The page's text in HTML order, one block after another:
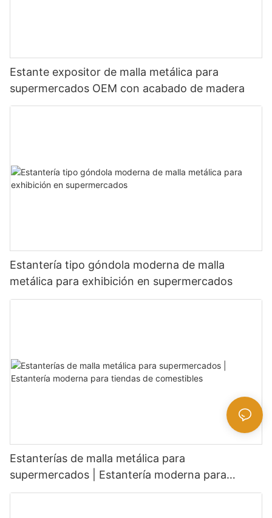
Estante expositor de malla metálica para
supermercados OEM con acabado de madera
Estantería tipo góndola moderna de malla
metálica para exhibición en supermercados
Estanterías de malla metálica para
supermercados | Estantería moderna para
tiendas de comestibles